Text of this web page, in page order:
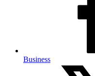
Business